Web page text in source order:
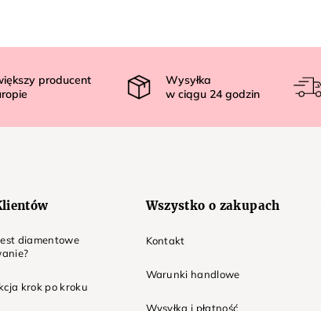
producent
Wysyłka
w ciągu 24 godzin
diamentowe
krok po kroku
Wszystko o zakupach
Kontakt
Warunki handlowe
Wysyłka i płatność